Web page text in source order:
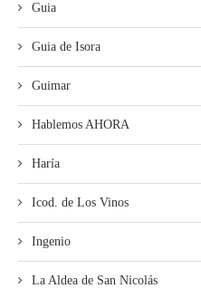
Guia
Guia de Isora
Guimar
Hablemos AHORA
Haría
Icod. de Los Vinos
Ingenio
La Aldea de San Nicolás